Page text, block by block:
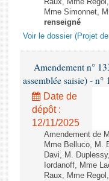
Raux, Mme
Mme Simonnet,
renseigné
Voir le dossier (Projet
Amendement n°
assemblée saisie) - n°
Date de
dépôt :
12/11/2025
Amendement de
Mme Belluco, M.
Davi, M.
Iordanoff, Mme
Raux, Mme